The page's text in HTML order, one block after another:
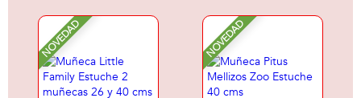
NOVEDAD NOVEDAD